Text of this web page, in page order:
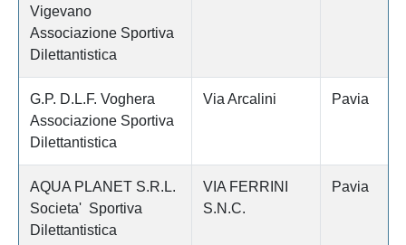
Vigevano
Associazione Sportiva
Dilettantistica
G.P. D.L.F. Voghera
Associazione Sportiva
Dilettantistica
Via Arcalini Pavia
AQUA PLANET S.R.L.
Societa' Sportiva
Dilettantistica
VIA FERRINI
S.N.C.
Pavia